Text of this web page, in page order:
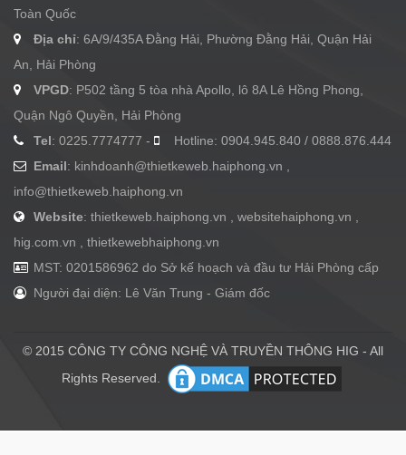
Toàn Quốc
Địa chỉ: 6A/9/435A Đằng Hải, Phường Đằng Hải, Quận Hải
An, Hải Phòng
VPGD: P502 tầng 5 tòa nhà Apollo, lô 8A Lê Hồng Phong,
Quận Ngô Quyền, Hải Phòng
Tel: 0225.7774777 -
Hotline: 0904.945.840 / 0888.876.444
Email: kinhdoanh@thietkeweb.haiphong.vn
info@thietkeweb.haiphong.vn
Website: thietkeweb.haiphong.vn , websitehaiphong.vn ,
hig.com.vn , thietkewebhaiphong.vn
MST: 0201586962 do Sở kế hoạch và đầu tư Hải Phòng cấp
Người đại diện: Lê Văn Trung - Giám đốc
© 2015 CÔNG TY CÔNG NGHỆ VÀ TRUYỀN THÔNG HIG - All
Rights Reserved.